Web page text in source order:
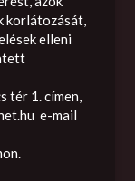
korlátozását,
elleni
tér 1. címen,
e-mail